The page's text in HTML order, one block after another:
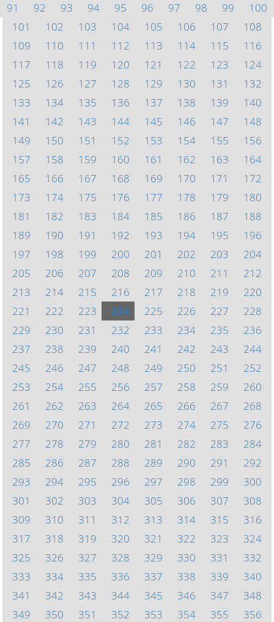
91
92 93 94 95 96 97 98 99
100
101
102 103 104 105 106 107
108
109
110 111 112 113 114 115
116
117
118 119 120 121 122 123
124
125
126 127 128 129 130 131
132
133
134 135 136 137 138 139
140
141
142 143 144 145 146 147
148
149
150 151 152 153 154 155
156
157
158 159 160 161 162 163
164
165
166 167 168 169 170 171
172
173
174 175 176 177 178 179
180
181
182 183 184 185 186 187
188
189
190 191 192 193 194 195
196
197
198 199 200 201 202 203
204
205
206 207 208 209 210 211
212
213
214 215 216 217 218 219
220
221
222 223 224 225 226 227
228
229
230 231 232 233 234 235
236
237
238 239 240 241 242 243
244
245
246 247 248 249 250 251
252
253
254 255 256 257 258 259
260
261
262 263 264 265 266 267
268
269
270 271 272 273 274 275
276
277
278 279 280 281 282 283
284
285
286 287 288 289 290 291
292
293
294 295 296 297 298 299
300
301
302 303 304 305 306 307
308
309
310 311 312 313 314 315
316
317
318 319 320 321 322 323
324
325
326 327 328 329 330 331
332
333
334 335 336 337 338 339
340
341
342 343 344 345 346 347
348
349
350 351 352 353 354 355 356